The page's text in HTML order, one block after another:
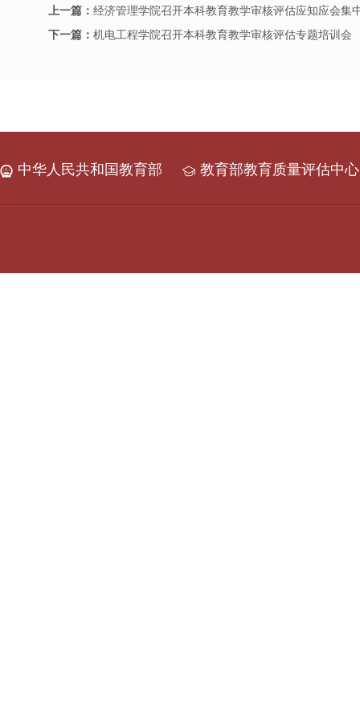
上一篇： 经济管理学院召开本科教育教学审核评估应知应会集
下一篇： 机电工程学院召开本科教育教学审核评估专题培训会
中华人民共和国教育部 教育部教育质量评估中心